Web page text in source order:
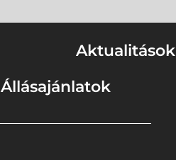
Aktualitások
Állásajánlatok